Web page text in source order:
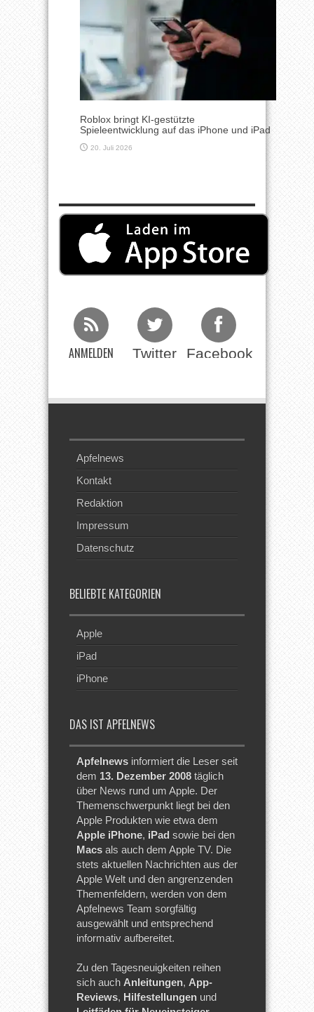
Roblox bringt KI-gestützte
Spieleentwicklung auf das iPhone und iPad
20. Juli 2026
ANMELDEN Twitter Facebook
Apfelnews
Kontakt
Redaktion
Impressum
Datenschutz
BELIEBTE KATEGORIEN
Apple
iPad
iPhone
DAS IST APFELNEWS
Apfelnews informiert die Leser seit
dem 13. Dezember 2008 täglich
über News rund um Apple. Der
Themenschwerpunkt liegt bei den
Apple Produkten wie etwa dem
Apple iPhone, iPad sowie bei den
Macs als auch dem Apple TV. Die
stets aktuellen Nachrichten aus der
Apple Welt und den angrenzenden
Themenfeldern, werden von dem
Apfelnews Team sorgfältig
ausgewählt und entsprechend
informativ aufbereitet.
Zu den Tagesneuigkeiten reihen
sich auch Anleitungen, App-
Reviews, Hilfestellungen und